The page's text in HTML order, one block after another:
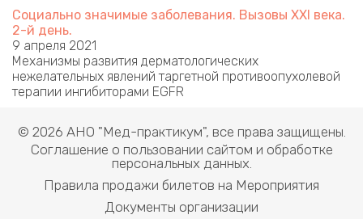
Социально значимые заболевания. Вызовы XXI века.
2-й день.
9 апреля 2021
Механизмы развития дерматологических
нежелательных явлений таргетной противоопухолевой
терапии ингибиторами EGFR
© 2026 АНО "Мед-практикум", все права защищены.
Соглашение о пользовании сайтом и обработке
персональных данных.
Правила продажи билетов на Мероприятия
Документы организации